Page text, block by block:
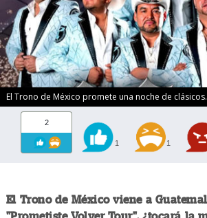
El Trono de México promete una noche de
2
1 1
El Trono de México viene a